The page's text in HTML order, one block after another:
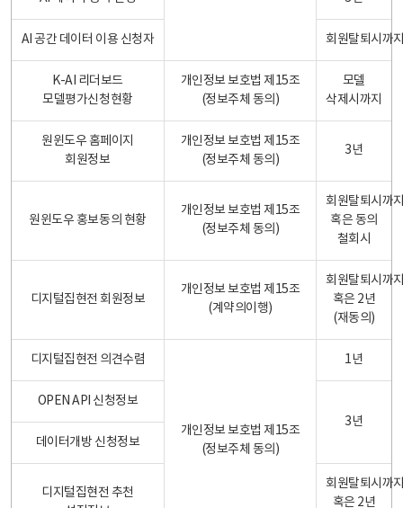
AI 공간 데이터 이용 신청자 회원탈퇴시까
K-AI 리더보드
모델평가신청현황
개인정보 보호법 제15조
(정보주체 동의)
모델
삭제시까지
원윈도우 홈페이지
회원정보
개인정보 보호법 제15조
(정보주체 동의)
3년
원윈도우 홍보동의 현황
개인정보 보호법 제15조
(정보주체 동의)
회원탈퇴시까
혹은 동의
철회시
디지털집현전 회원정보
개인정보 보호법 제15조
(계약의이행)
회원탈퇴시까
혹은 2년
(재동의)
디지털집현전 의견수렴
개인정보 보호법 제15조
(정보주체 동의)
1년
OPEN API 신청정보
3년
데이터개방 신청정보
디지털집현전 추천
회원탈퇴시까
혹은 2년